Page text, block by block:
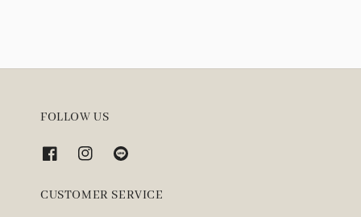
FOLLOW US
CUSTOMER SERVICE